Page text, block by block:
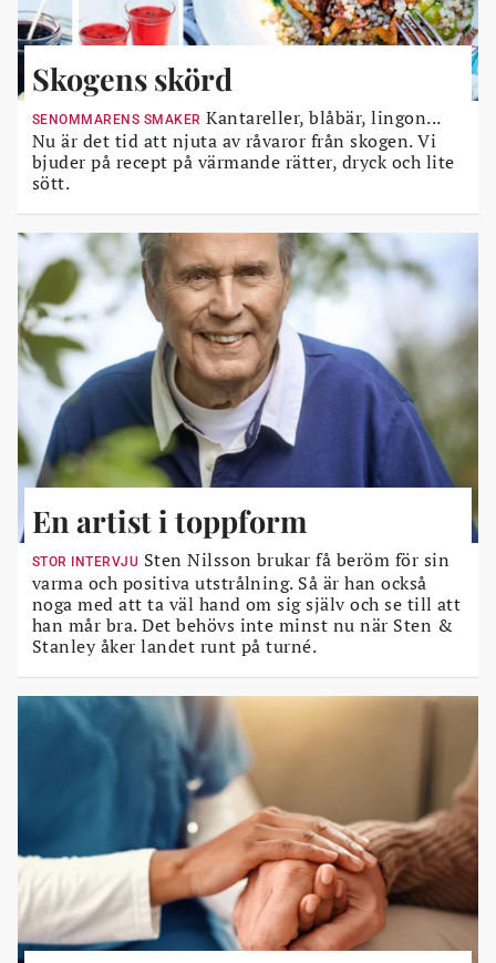
Skogens skörd
SENOMMARENS SMAKER Kantareller, blåbär, lingon...
Nu är det tid att njuta av råvaror från skogen. Vi
bjuder på recept på värmande rätter, dryck och lite
sött.
En artist i toppform
STOR INTERVJU Sten Nilsson brukar få beröm för sin
varma och positiva utstrålning. Så är han också
noga med att ta väl hand om sig själv och se till att
han mår bra. Det behövs inte minst nu när Sten &
Stanley åker landet runt på turné.